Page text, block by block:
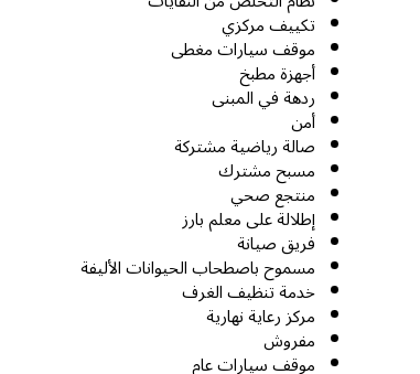
تكييف مركزي
موقف سيارات مغطى
أجهزة مطبخ
ردهة في المبنى
أمن
صالة رياضية مشتركة
مسبح مشترك
منتجع صحي
إطلالة على معلم بارز
فريق صيانة
مسموح باصطحاب الحيوانات الأليفة
خدمة تنظيف الغرف
مركز رعاية نهارية
مفروش
موقف سيارات عام